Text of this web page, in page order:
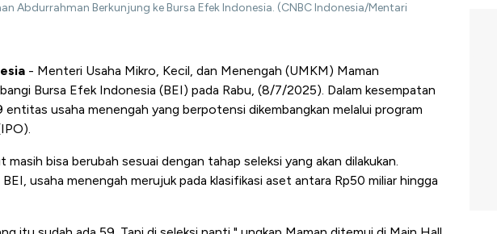
Abdurrahman Berkunjung ke Bursa Efek Indonesia. (CNBC Indonesia/Mentari
- Menteri Usaha Mikro, Kecil, dan Menengah (UMKM) Maman
Bursa Efek Indonesia (BEI) pada Rabu, (8/7/2025). Dalam kesempatan
entitas usaha menengah yang berpotensi dikembangkan melalui program
bisa berubah sesuai dengan tahap seleksi yang akan dilakukan.
usaha menengah merujuk pada klasifikasi aset antara Rp50 miliar hingga